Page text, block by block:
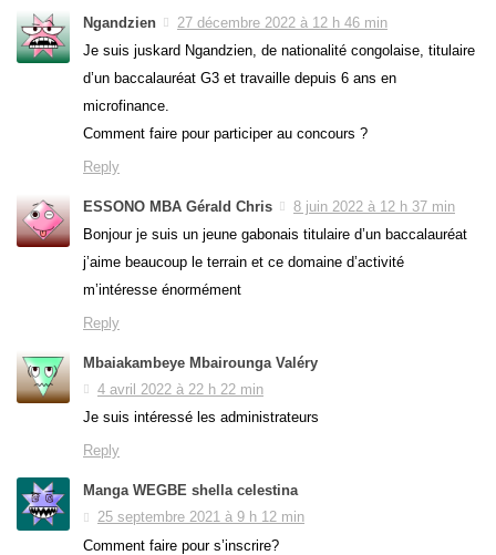
Ngandzien
27 décembre 2022 à 12 h 46 min
Je suis juskard Ngandzien, de nationalité congolaise, titulaire
d’un baccalauréat G3 et travaille depuis 6 ans en
microfinance.
Comment faire pour participer au concours ?
Reply
ESSONO MBA Gérald Chris
8 juin 2022 à 12 h 37 min
Bonjour je suis un jeune gabonais titulaire d’un baccalauréat
j’aime beaucoup le terrain et ce domaine d’activité
m’intéresse énormément
Reply
Mbaiakambeye Mbairounga Valéry
4 avril 2022 à 22 h 22 min
Je suis intéressé les administrateurs
Reply
Manga WEGBE shella celestina
25 septembre 2021 à 9 h 12 min
Comment faire pour s’inscrire?